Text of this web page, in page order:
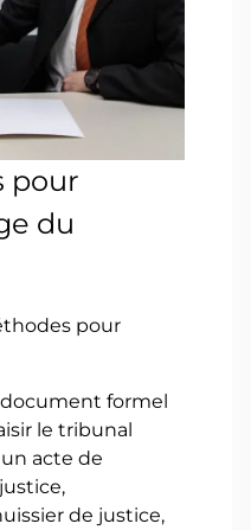
pour
du
pour
formel
le tribunal
acte de
de justice,